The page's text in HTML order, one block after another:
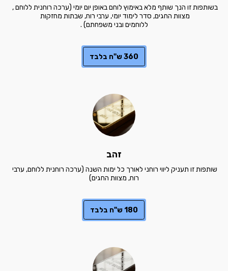
ללוחמים ובני משפחתם) .
360 ש"ח בלבד
זהב
רוח, מצוות החגים)
180 ש"ח בלבד